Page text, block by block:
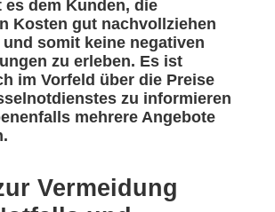
dem Kunden, die
Kosten gut nachvollziehen
somit keine negativen
zu erleben. Es ist
im Vorfeld über die Preise
zu informieren
mehrere Angebote
Vermeidung